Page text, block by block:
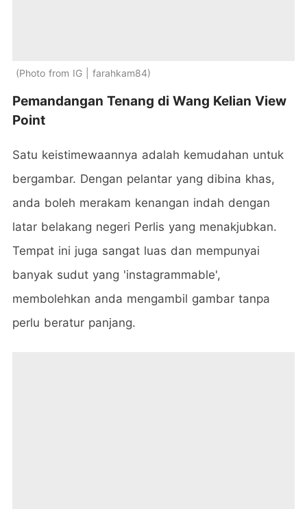
Photo from IG | farahkam84
Pemandangan Tenang di Wang Kelian View
Point
Satu keistimewaannya adalah kemudahan untuk
bergambar. Dengan pelantar yang dibina khas,
anda boleh merakam kenangan indah dengan
latar belakang negeri Perlis yang menakjubkan.
Tempat ini juga sangat luas dan mempunyai
banyak sudut yang 'instagrammable',
membolehkan anda mengambil gambar tanpa
perlu beratur panjang.